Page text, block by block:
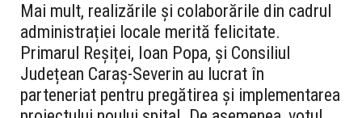
Mai mult, realizările și colaborările din cadrul
administrației locale merită felicitate.
Primarul Reșiței, Ioan Popa, și Consiliul
Județean Caraș-Severin au lucrat în
parteneriat pentru pregătirea și implementarea